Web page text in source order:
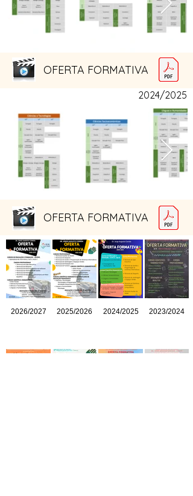
OFERTA FORMATIVA
2024/2025
OFERTA FORMATIVA
2026/2027 2025/2026 2024/2025 2023/2024